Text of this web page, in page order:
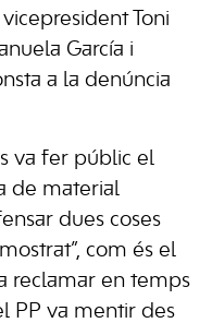
Toni
García i
a la denúncia
va fer públic el
de material
dues coses
com és el
reclamar en temps
PP va mentir des